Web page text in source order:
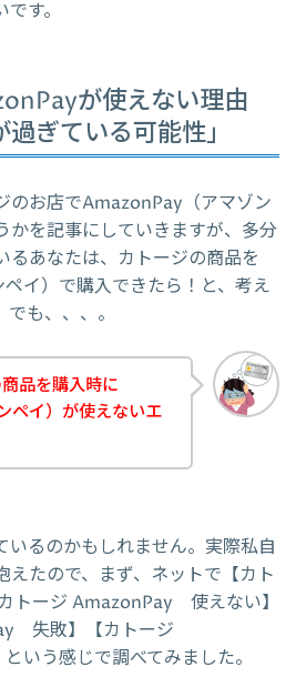
す。
が使えない理由
ぎている可能性」
のお店でAmazonPay（アマゾン
かを記事にしていきますが、多分
るあなたは、カトージの商品を
イ）で購入できたら！と、考え
も、、、。
品を購入時に
ペイ）が使えないエ
いるのかもしれません。実際私自
えたので、まず、ネットで【カト
トージ AmazonPay 使えない】
失敗】【カトージ
う感じで調べてみました。